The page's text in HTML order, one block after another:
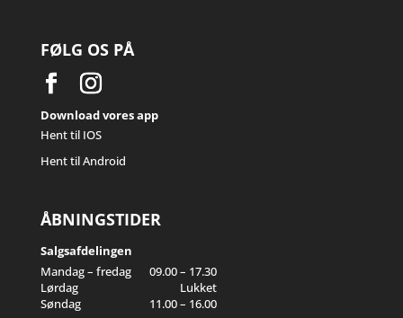
FØLG OS PÅ
Download vores app
Hent til IOS
Hent til Android
ÅBNINGSTIDER
Salgsafdelingen
Mandag – fredag
09.00 – 17.30
Lørdag
Lukket
Søndag
11.00 – 16.00